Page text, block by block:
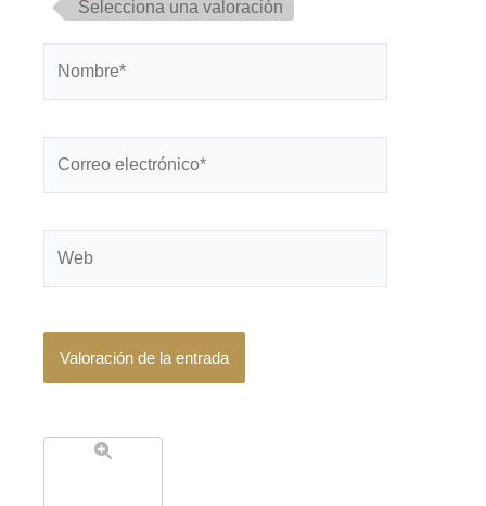
Selecciona una valoración
electrónico*